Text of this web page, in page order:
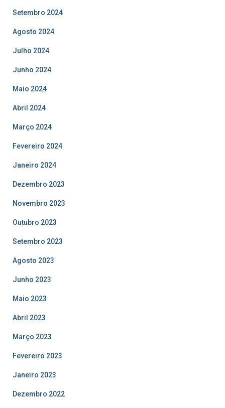
Setembro 2024
Agosto 2024
Julho 2024
Junho 2024
Maio 2024
Abril 2024
Março 2024
Fevereiro 2024
Janeiro 2024
Dezembro 2023
Novembro 2023
Outubro 2023
Setembro 2023
Agosto 2023
Junho 2023
Maio 2023
Abril 2023
Março 2023
Fevereiro 2023
Janeiro 2023
Dezembro 2022